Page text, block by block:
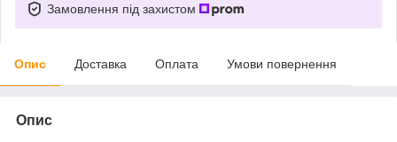
Замовлення під захистом
Опис Доставка Оплата Умови повернення
Опис